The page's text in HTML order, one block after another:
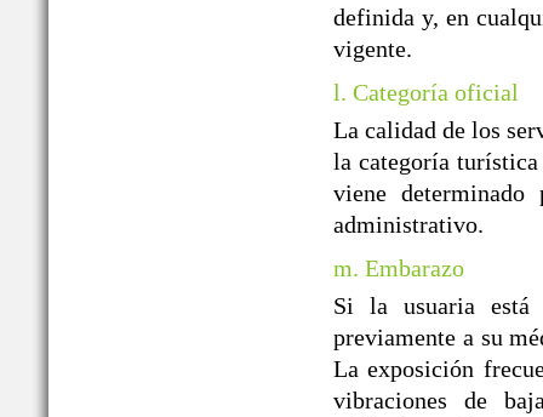
definida y, en
vigente.
l. Categoría oficial
La calidad de los
la categoría
viene
administrativo.
m. Embarazo
Si la usuaria está
previamente a su
La exposición
vibraciones de